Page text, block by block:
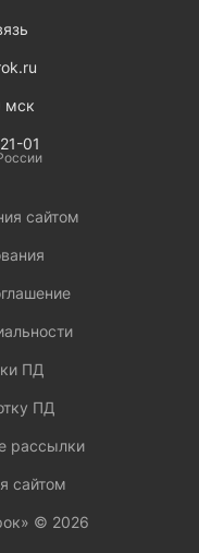
мск
01
сайтом
ПД
ПД
рассылки
сайтом
© 2026